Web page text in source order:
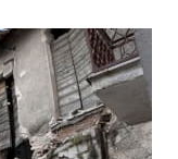
z nich měl 20.